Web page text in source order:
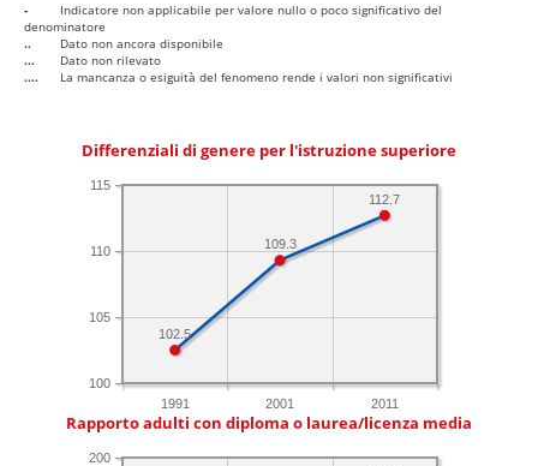
-
Indicatore non applicabile per valore nullo o poco significativo del
denominatore
..
Dato non ancora disponibile
...
Dato non rilevato
....
La mancanza o esiguità del fenomeno rende i valori non significativi
Differenziali di genere per l'istruzione superiore
1991 2001 2011
100
105
110
115
112.7
109.3
102.5
Rapporto adulti con diploma o laurea/licenza media
200